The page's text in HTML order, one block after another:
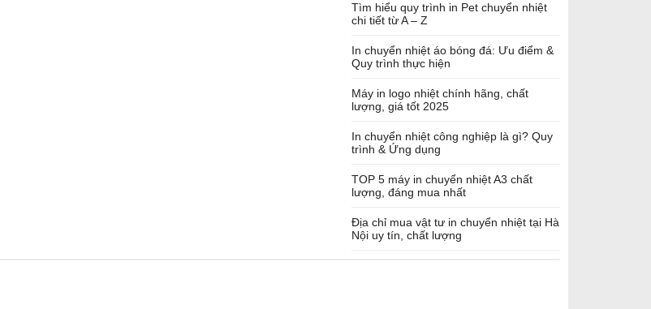
Tìm hiểu quy trình in Pet chuyển nhiệt
chi tiết từ A – Z
In chuyển nhiệt áo bóng đá: Ưu điểm &
Quy trình thực hiện
Máy in logo nhiệt chính hãng, chất
lượng, giá tốt 2025
In chuyển nhiệt công nghiệp là gì? Quy
trình & Ứng dụng
TOP 5 máy in chuyển nhiệt A3 chất
lượng, đáng mua nhất
Địa chỉ mua vật tư in chuyển nhiệt tại Hà
Nội uy tín, chất lượng